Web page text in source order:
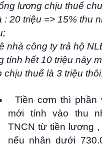
lương chịu thuế
: 20 triệu => 15% thu
nhà công ty trả hộ
tính hết 10 triệu này
chịu thuế là 3 triệu thôi.
Tiền cơm thì phần
mới tính vào thu
TNCN từ tiền lương ,
nếu nhận dưới